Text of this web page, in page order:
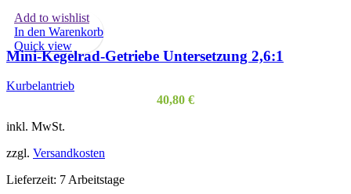
Add to wishlist
In den Warenkorb
Quick view
Mini-Kegelrad-Getriebe Untersetzung 2,6:1
Kurbelantrieb
40,80 €
inkl. MwSt.
zzgl. Versandkosten
Lieferzeit: 7 Arbeitstage